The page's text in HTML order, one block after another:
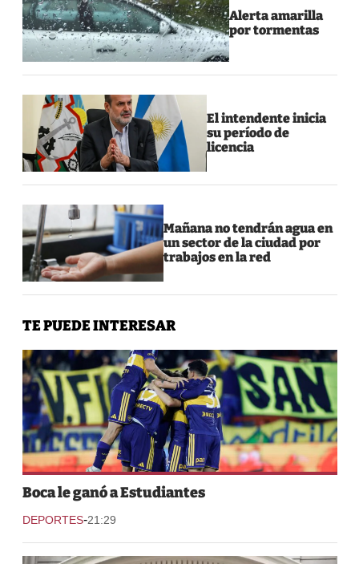
Alerta amarilla
por tormentas
El intendente inicia
su período de
licencia
Mañana no tendrán agua en
un sector de la ciudad por
trabajos en la red
TE PUEDE INTERESAR
Boca le ganó a Estudiantes
DEPORTES-21:29